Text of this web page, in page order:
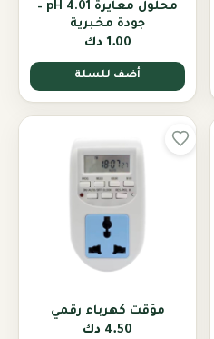
محلول معايرة pH 4.01 –
جودة مخبرية
1.00 دك
أضف للسلة
مؤقت كهرباء رقمي
4.50 دك